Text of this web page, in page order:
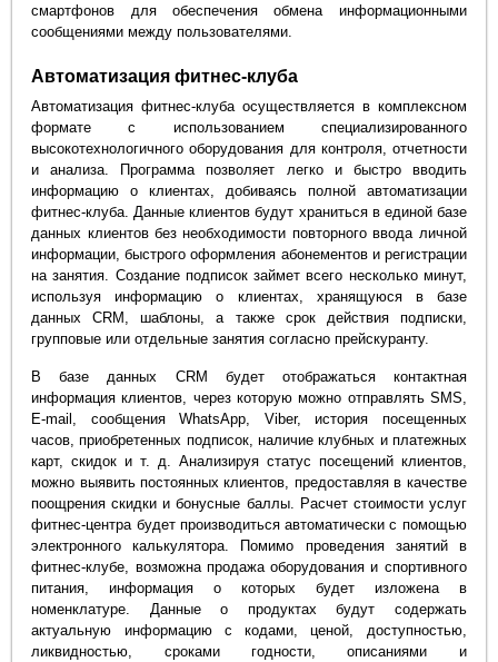
смартфонов для обеспечения обмена информационными
сообщениями между пользователями.
Автоматизация фитнес-клуба
Автоматизация фитнес-клуба осуществляется в комплексном
формате с использованием специализированного
высокотехнологичного оборудования для контроля, отчетности
и анализа. Программа позволяет легко и быстро вводить
информацию о клиентах, добиваясь полной автоматизации
фитнес-клуба. Данные клиентов будут храниться в единой базе
данных клиентов без необходимости повторного ввода личной
информации, быстрого оформления абонементов и регистрации
на занятия. Создание подписок займет всего несколько минут,
используя информацию о клиентах, хранящуюся в базе
данных CRM, шаблоны, а также срок действия подписки,
групповые или отдельные занятия согласно прейскуранту.
В базе данных CRM будет отображаться контактная
информация клиентов, через которую можно отправлять SMS,
E-mail, сообщения WhatsApp, Viber, история посещенных
часов, приобретенных подписок, наличие клубных и платежных
карт, скидок и т. д. Анализируя статус посещений клиентов,
можно выявить постоянных клиентов, предоставляя в качестве
поощрения скидки и бонусные баллы. Расчет стоимости услуг
фитнес-центра будет производиться автоматически с помощью
электронного калькулятора. Помимо проведения занятий в
фитнес-клубе, возможна продажа оборудования и спортивного
питания, информация о которых будет изложена в
номенклатуре. Данные о продуктах будут содержать
актуальную информацию с кодами, ценой, доступностью,
ликвидностью, сроками годности, описаниями и